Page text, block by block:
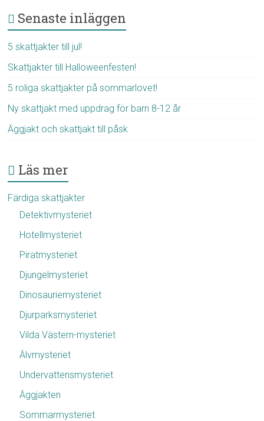
Senaste inläggen
5 skattjakter till jul!
Skattjakter till Halloweenfesten!
5 roliga skattjakter på sommarlovet!
Ny skattjakt med uppdrag för barn 8-12 år
Äggjakt och skattjakt till påsk
Läs mer
Färdiga skattjakter
Detektivmysteriet
Hotellmysteriet
Piratmysteriet
Djungelmysteriet
Dinosauriemysteriet
Djurparksmysteriet
Vilda Västern-mysteriet
Älvmysteriet
Undervattensmysteriet
Äggjakten
Sommarmysteriet